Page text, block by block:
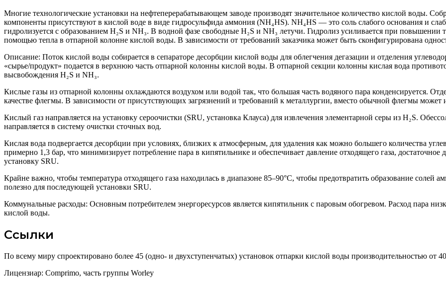
Многие технологические установки на нефтеперерабатывающем заводе производят значительное количество кислой воды.
компоненты присутствуют в кислой воде в виде гидросульфида аммония (NH₄HS). NH₄HS — это соль слабого основания и
гидролизуется с образованием H₂S и NH₃. В водной фазе свободные H₂S и NH₃ летучи. Гидролиз усиливается при
помощью тепла в отпарной колонне кислой воды. В зависимости от требований заказчика может быть сконфигурирована
Описание: Поток кислой воды собирается в сепараторе десорбции кислой воды для облегчения дегазации и отделения
«сырье/продукт» подается в верхнюю часть отпарной колонны кислой воды. В отпарной секции колонны кислая вода
высвобождения H₂S и NH₃.
Кислые газы из отпарной колонны охлаждаются воздухом или водой так, что большая часть водяного пара конденсируется.
качестве флегмы. В зависимости от присутствующих загрязнений и требований к металлургии, вместо обычной флегмы может
Кислый газ направляется на установку сероочистки (SRU, установка Клауса) для извлечения элементарной серы из H₂S.
направляется в систему очистки сточных вод.
Кислая вода подвергается десорбции при условиях, близких к атмосферным, для удаления как можно большего количества
примерно 1,3 бар, что минимизирует потребление пара в кипятильнике и обеспечивает давление отходящего газа,
установку SRU.
Крайне важно, чтобы температура отходящего газа находилась в диапазоне 85–90°C, чтобы предотвратить образование
полезно для последующей установки SRU.
Коммунальные расходы: Основным потребителем энергоресурсов является кипятильник с паровым обогревом. Расход пара
кислой воды.
Ссылки
По всему миру спроектировано более 45 (одно- и двухступенчатых) установок отпарки кислой воды производительностью от
Лицензиар: Comprimo, часть группы Worley